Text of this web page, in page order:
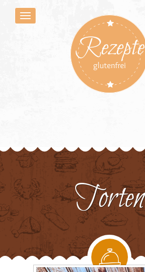
Rezepte
glutenfrei
Torten